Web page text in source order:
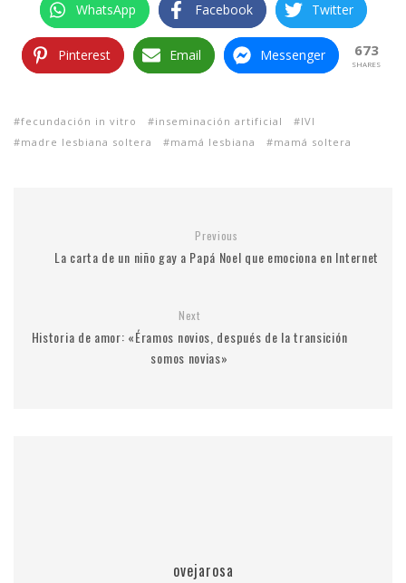
WhatsApp Facebook Twitter
Pinterest Email Messenger 673
SHARES
fecundación in vitro inseminación artificial
IVI
madre lesbiana soltera
mamá lesbiana mamá soltera
Previous
La carta de un niño gay a Papá Noel que emociona en Internet
Next
Historia de amor: «Éramos novios, después de la transición
somos novias»
ovejarosa